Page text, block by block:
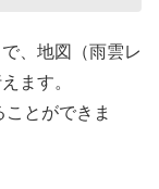
、地図（雨雲レ
ます。
とができま